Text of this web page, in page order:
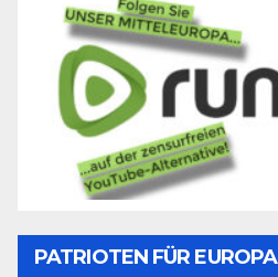
PATRIOTEN FÜR EUROPA